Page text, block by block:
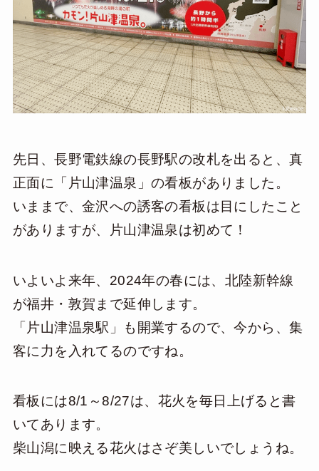
先日、長野電鉄線の長野駅の改札を出ると、真
正面に「片山津温泉」の看板がありました。
いままで、金沢への誘客の看板は目にしたこと
がありますが、片山津温泉は初めて！
いよいよ来年、2024年の春には、北陸新幹線
が福井・敦賀まで延伸します。
「片山津温泉駅」も開業するので、今から、集
客に力を入れてるのですね。
看板には8/1～8/27は、花火を毎日上げると書
いてあります。
柴山潟に映える花火はさぞ美しいでしょうね。